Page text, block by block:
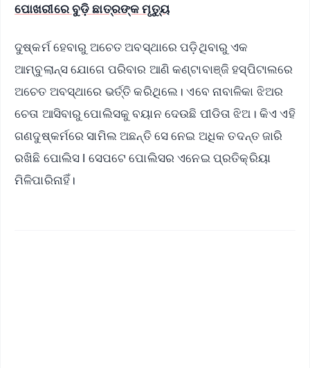
ପୋଖରୀରେ ବୁଡ଼ି ଛାତ୍ରଙ୍କ ମୃତ୍ୟୁ
ଦୁଷ୍କର୍ମ ହେବାରୁ ଅଚେତ ଅବସ୍ଥାରେ ପଡ଼ିଥିବାରୁ ଏକ
ଆମ୍ବୁଲାନ୍ସ ଯୋଗେ ପରିବାର ଆଣି କଣ୍ଟାବାଞ୍ଜି ହସ୍ପିଟାଲରେ
ଅଚେତ ଅବସ୍ଥାରେ ଭର୍ତ୍ତି କରିଥିଲେ। ଏବେ ନାବାଳିକା ଝିଅର
ଚେତା ଆସିବାରୁ ପୋଲିସକୁ ବୟାନ ଦେଉଛି ପୀଡିତା ଝିଅ। କିଏ ଏହି
ଗଣଦୁଷ୍କର୍ମରେ ସାମିଲ ଅଛନ୍ତି ସେ ନେଇ ଅଧିକ ତଦନ୍ତ ଜାରି
ରଖିଛି ପୋଲିସ l ସେପଟେ ପୋଲିସର ଏନେଇ ପ୍ରତିକ୍ରିୟା
ମିଳିପାରିନାହିଁ।